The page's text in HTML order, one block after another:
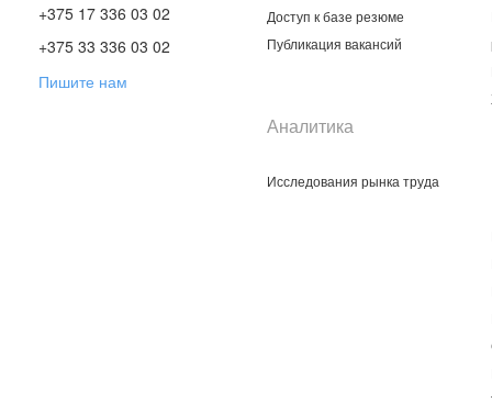
+375 17 336 03 02
+375 33 336 03 02
Пишите нам
Доступ к базе резюме
Публикация вакансий
Аналитика
Исследования рынка труда